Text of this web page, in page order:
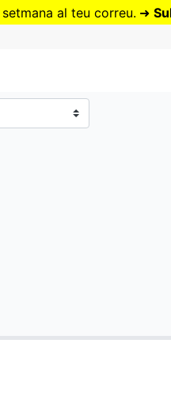
Vés
al teu correu. ➜